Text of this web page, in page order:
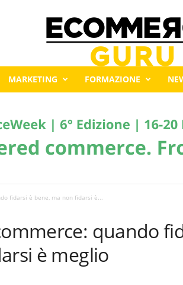
MARKETING FORMAZIONE
fidarsi è bene, ma non fidarsi è...
quando
è meglio